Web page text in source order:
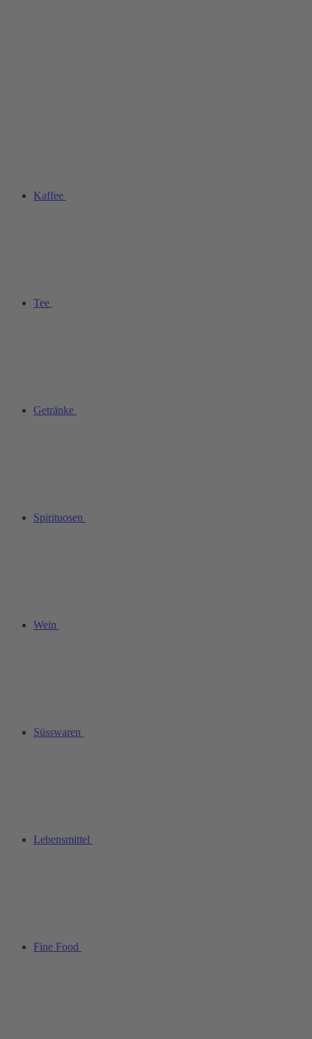
Kaffee
Tee
Getränke
Spirituosen
Wein
Süsswaren
Lebensmittel
Fine Food